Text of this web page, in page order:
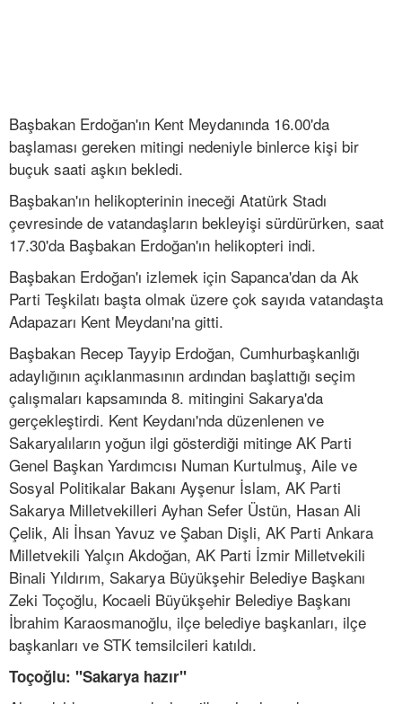
Başbakan Erdoğan'ın Kent Meydanında 16.00'da
başlaması gereken mitingi nedeniyle binlerce kişi bir
buçuk saati aşkın bekledi.
Başbakan'ın helikopterinin ineceği Atatürk Stadı
çevresinde de vatandaşların bekleyişi sürdürürken, saat
17.30'da Başbakan Erdoğan'ın helikopteri indi.
Başbakan Erdoğan'ı izlemek için Sapanca'dan da Ak
Parti Teşkilatı başta olmak üzere çok sayıda vatandaşta
Adapazarı Kent Meydanı'na gitti.
Başbakan Recep Tayyip Erdoğan, Cumhurbaşkanlığı
adaylığının açıklanmasının ardından başlattığı seçim
çalışmaları kapsamında 8. mitingini Sakarya'da
gerçekleştirdi. Kent Keydanı'nda düzenlenen ve
Sakaryalıların yoğun ilgi gösterdiği mitinge AK Parti
Genel Başkan Yardımcısı Numan Kurtulmuş, Aile ve
Sosyal Politikalar Bakanı Ayşenur İslam, AK Parti
Sakarya Milletvekilleri Ayhan Sefer Üstün, Hasan Ali
Çelik, Ali İhsan Yavuz ve Şaban Dişli, AK Parti Ankara
Milletvekili Yalçın Akdoğan, AK Parti İzmir Milletvekili
Binali Yıldırım, Sakarya Büyükşehir Belediye Başkanı
Zeki Toçoğlu, Kocaeli Büyükşehir Belediye Başkanı
İbrahim Karaosmanoğlu, ilçe belediye başkanları, ilçe
başkanları ve STK temsilcileri katıldı.
Toçoğlu: "Sakarya hazır"